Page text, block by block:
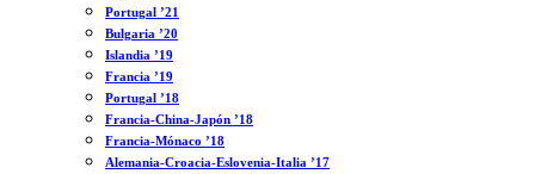
Portugal ’21
Bulgaria ’20
Islandia ’19
Francia ’19
Portugal ’18
Francia-China-Japón ’18
Francia-Mónaco ’18
Alemania-Croacia-Eslovenia-Italia ’17